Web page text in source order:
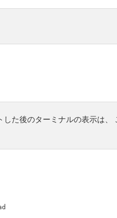
た後のターミナルの表示は、